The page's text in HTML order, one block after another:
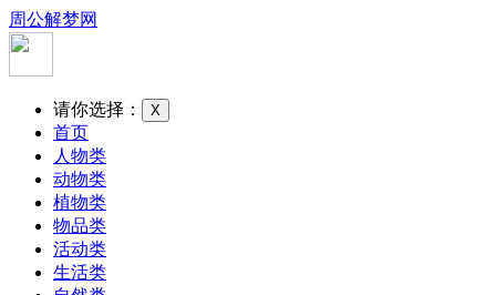
周公解梦网
请你选择： X
首页
人物类
动物类
植物类
物品类
活动类
生活类